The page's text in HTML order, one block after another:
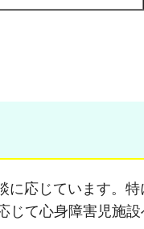
応じています。特
て心身障害児施設